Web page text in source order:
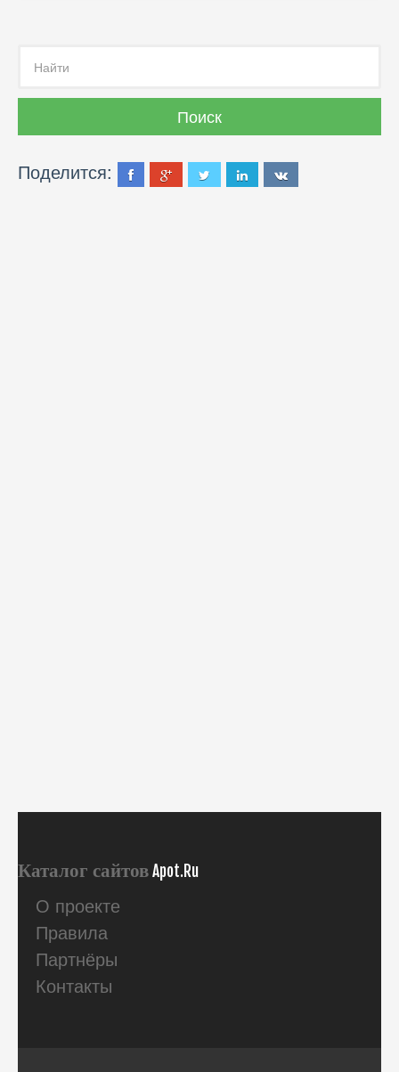
Поделится:
Каталог сайтовApot.Ru
О проекте
Правила
Партнёры
Контакты